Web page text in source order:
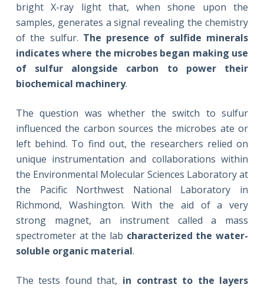
bright X-ray light that, when shone upon the
samples, generates a signal revealing the chemistry
of the sulfur. The presence of sulfide minerals
indicates where the microbes began making use
of sulfur alongside carbon to power their
biochemical machinery.
The question was whether the switch to sulfur
influenced the carbon sources the microbes ate or
left behind. To find out, the researchers relied on
unique instrumentation and collaborations within
the Environmental Molecular Sciences Laboratory at
the Pacific Northwest National Laboratory in
Richmond, Washington. With the aid of a very
strong magnet, an instrument called a mass
spectrometer at the lab characterized the water-
soluble organic material.
The tests found that, in contrast to the layers